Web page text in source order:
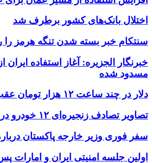
اختلال بانک‌های کشور برطرف شد
سنتکام خبر بسته شدن تنگه هرمز را
خبرنگار الجزیره: آغاز استفاده ایران
مسدود شده
دلار در چند ساعت ۱۲ هزار تومان عقب‌نشینی کرد
تصاویر تصادف زنجیره‌ای ۱۲ خودرو در تهران
سفر فوری وزیر خارجه پاکستان
اولین جلسه امنیتی ایران و امارات